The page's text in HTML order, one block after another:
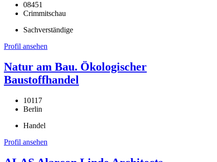
08451
Crimmitschau
Sachverständige
Profil ansehen
Natur am Bau. Ökologischer
Baustoffhandel
10117
Berlin
Handel
Profil ansehen